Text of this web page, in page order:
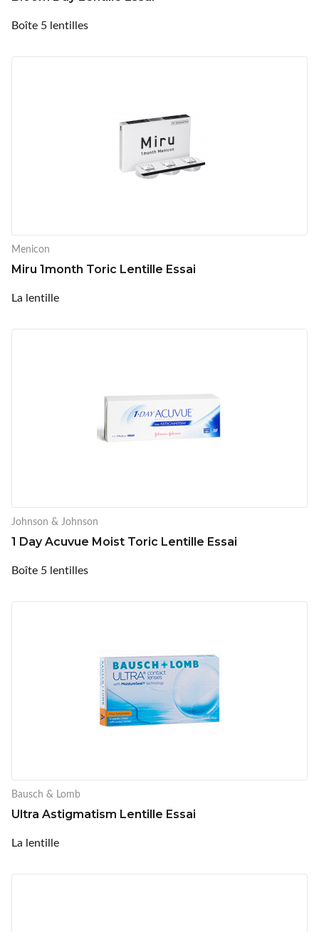
Boîte 5 lentilles
Menicon
Miru 1month Toric Lentille Essai
La lentille
Johnson & Johnson
1 Day Acuvue Moist Toric Lentille Essai
Boîte 5 lentilles
Bausch & Lomb
Ultra Astigmatism Lentille Essai
La lentille